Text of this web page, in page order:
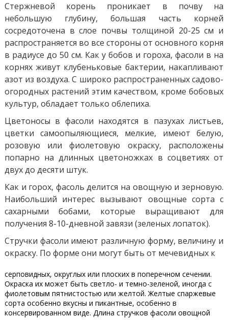
Стержневой корень проникает в почву на
небольшую глубину, большая часть корней
сосредоточена в слое почвы толщиной 20-25 см и
распространяется во все стороны от основного корня
в радиусе до 50 см. Как у бобов и гороха, фасоли в на
корнях живут клубеньковые бактерии, накапливают
азот из воздуха. С широко распространенных садово-
огородных растений этим качеством, кроме бобовых
культур, обладает только облепиха.
Цветоносы в фасоли находятся в пазухах листьев,
цветки самоопыляющиеся, мелкие, имеют белую,
розовую или фиолетовую окраску, расположены
попарно на длинных цветоножках в соцветиях от
двух до десяти штук.
Как и горох, фасоль делится на овощную и зерновую.
Наибольший интерес вызывают овощные сорта с
сахарными бобами, которые выращивают для
получения 8-10-дневной завязи (зеленых лопаток).
Стручки фасоли имеют различную форму, величину и
окраску. По форме они могут быть от мечевидных к
серповидных, округлых или плоских в поперечном сечении.
Окраска их может быть светло- и темно-зеленой, иногда с
фиолетовым пятнистостью или желтой. Желтые спаржевые
сорта особенно вкусны и пикантные, особенно в
консервированном виде. Длина стручков фасоли овощной